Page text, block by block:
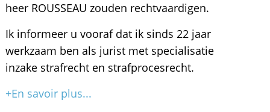
heer ROUSSEAU zouden rechtvaardigen.
Ik informeer u vooraf dat ik sinds 22 jaar
werkzaam ben als jurist met specialisatie
inzake strafrecht en strafprocesrecht.
+En savoir plus...